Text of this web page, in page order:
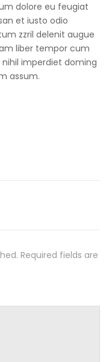
dolore eu feugiat
et iusto odio
zzril delenit augue
liber tempor cum
imperdiet doming
assum.
Required fields are